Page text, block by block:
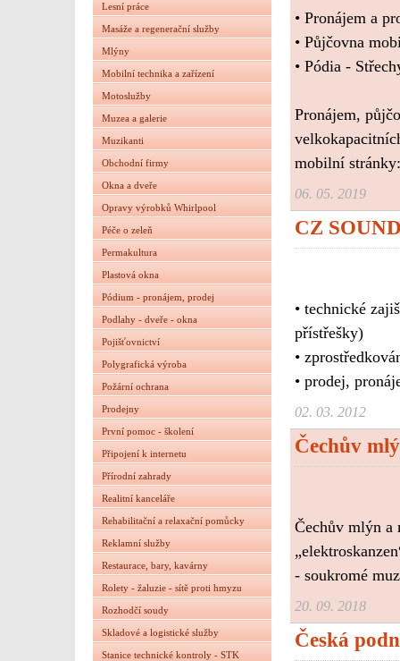
Lesní práce
Masáže a regenerační služby
Mlýny
Mobilní technika a zařízení
Motoslužby
Muzea a galerie
Muzikanti
Obchodní firmy
Okna a dveře
Opravy výrobků Whirlpool
Péče o zeleň
Permakultura
Plastová okna
Pódium - pronájem, prodej
Podlahy - dveře - okna
Pojišťovnictví
Polygrafická výroba
Požární ochrana
Prodejny
První pomoc - školení
Připojení k internetu
Přírodní zahrady
Realitní kanceláře
Rehabilitační a relaxační pomůcky
Reklamní služby
Restaurace, bary, kavárny
Rolety - žaluzie - sítě proti hmyzu
Rozhodčí soudy
Skladové a logistické služby
Stanice technické kontroly - STK
• Pronájem a
• Půjčovna
• Pódia -
Pronájem,
mobilní
06. 05. 2019
CZ
• technické
přístřešky)
•
• prodej,
02. 03. 2012
Čechův
Čechův mlýn a
- soukromé
20. 09. 2018
Česká